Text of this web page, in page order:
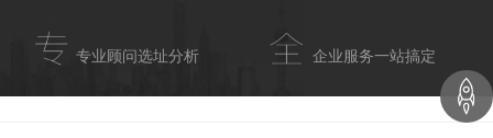
专业顾问选址分析 企业服务一站搞定